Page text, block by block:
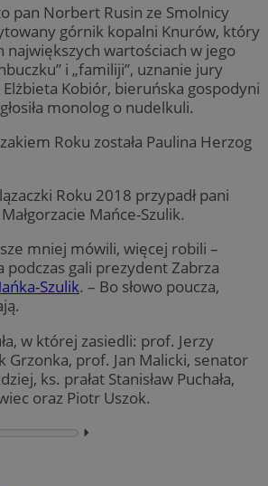
pan Norbert Rusin ze Smolnicy
górnik kopalni Knurów, który
największych wartościach w jego
i „familiji”, uznanie jury
Elżbieta Kobiór, bieruńska gospodyni
monolog o nudelkuli.
Roku została Paulina Herzog
Roku 2018 przypadł pani
Mańce-Szulik.
mniej mówili, więcej robili –
podczas gali prezydent Zabrza
Szulik. – Bo słowo poucza,
w której zasiedli: prof. Jerzy
Grzonka, prof. Jan Malicki, senator
ks. prałat Stanisław Puchała,
oraz Piotr Uszok.
⏵︎